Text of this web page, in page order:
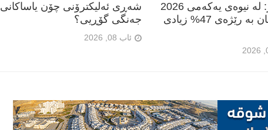
شەڕی ئەلیکترۆنی چۆن یاساکانی
جەنگی گۆڕیی؟
ئاب 08, 2026
دانە گاز: لە نیوەی یەکەمی 2026
قازانجمان بە رێژەی 47% زیادی